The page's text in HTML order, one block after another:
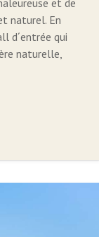
naturel. En
d´entrée qui
naturelle,